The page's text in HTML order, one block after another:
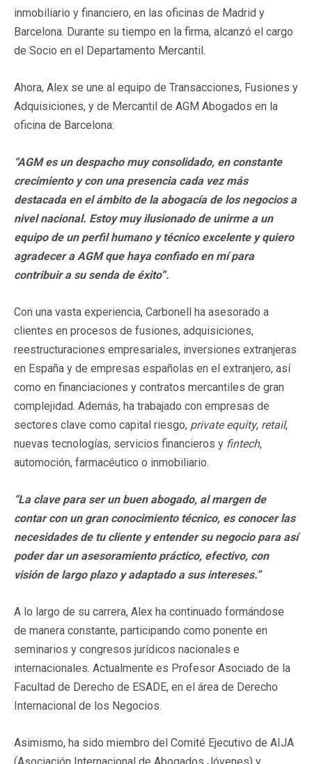
inmobiliario y financiero, en las oficinas de Madrid y
Barcelona. Durante su tiempo en la firma, alcanzó el cargo
de Socio en el Departamento Mercantil.
Ahora, Alex se une al equipo de Transacciones, Fusiones y
Adquisiciones, y de Mercantil de AGM Abogados en la
oficina de Barcelona:
“AGM es un despacho muy consolidado, en constante
crecimiento y con una presencia cada vez más
destacada en el ámbito de la abogacía de los negocios a
nivel nacional. Estoy muy ilusionado de unirme a un
equipo de un perfil humano y técnico excelente y quiero
agradecer a AGM que haya confiado en mí para
contribuir a su senda de éxito”.
Con una vasta experiencia, Carbonell ha asesorado a
clientes en procesos de fusiones, adquisiciones,
reestructuraciones empresariales, inversiones extranjeras
en España y de empresas españolas en el extranjero, así
como en financiaciones y contratos mercantiles de gran
complejidad. Además, ha trabajado con empresas de
sectores clave como capital riesgo, private equity, retail,
nuevas tecnologías, servicios financieros y fintech,
automoción, farmacéutico o inmobiliario.
“La clave para ser un buen abogado, al margen de
contar con un gran conocimiento técnico, es conocer las
necesidades de tu cliente y entender su negocio para así
poder dar un asesoramiento práctico, efectivo, con
visión de largo plazo y adaptado a sus intereses.”
A lo largo de su carrera, Alex ha continuado formándose
de manera constante, participando como ponente en
seminarios y congresos jurídicos nacionales e
internacionales. Actualmente es Profesor Asociado de la
Facultad de Derecho de ESADE, en el área de Derecho
Internacional de los Negocios.
Asimismo, ha sido miembro del Comité Ejecutivo de AIJA
(Asociación Internacional de Abogados Jóvenes) y